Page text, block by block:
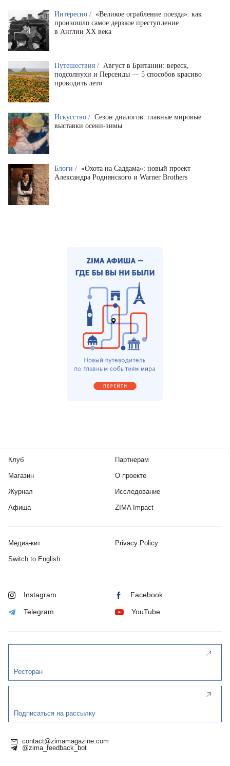
Интересно / «Великое ограбление поезда»: как
произошло самое дерзкое преступление
в Англии XX века
Путешествия / Август в Британии: вереск,
подсолнухи и Персеиды — 5 способов красиво
проводить лето
Искусство / Сезон диалогов: главные мировые
выставки осени-зимы
Блоги / «Охота на Саддама»: новый проект
Александра Роднянского и Warner Brothers
Клуб
Магазин
Журнал
Афиша
Партнерам
О проекте
Исследование
ZIMA Impact
Медиа-кит Privacy Policy
Switch to English
Instagram Facebook
Telegram YouTube
Ресторан
Подписаться на рассылку
contact@zimamagazine.com
@zima_feedback_bot